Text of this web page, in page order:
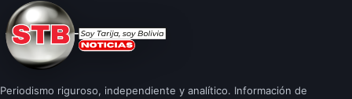
Periodismo riguroso, independiente y analítico. Información de